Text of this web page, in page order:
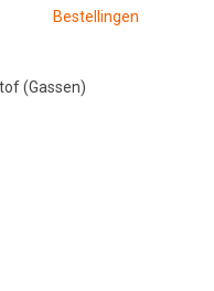
Bestellingen
(Gassen)